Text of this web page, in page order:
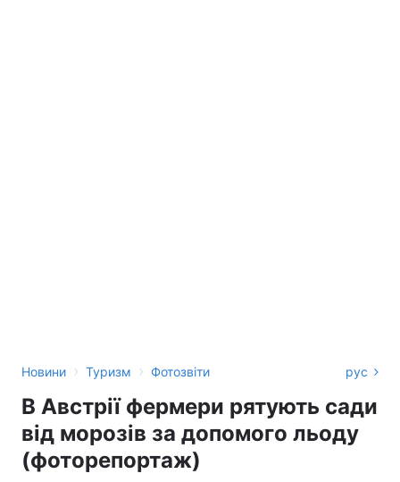
Новини › Туризм › Фотозвіти рус
В Австрії фермери рятують сади
від морозів за допомого льоду
(фоторепортаж)